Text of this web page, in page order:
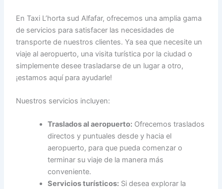
En Taxi L’horta sud Alfafar, ofrecemos una amplia gama
de servicios para satisfacer las necesidades de
transporte de nuestros clientes. Ya sea que necesite un
viaje al aeropuerto, una visita turística por la ciudad o
simplemente desee trasladarse de un lugar a otro,
¡estamos aquí para ayudarle!
Nuestros servicios incluyen:
Traslados al aeropuerto: Ofrecemos traslados
directos y puntuales desde y hacia el
aeropuerto, para que pueda comenzar o
terminar su viaje de la manera más
conveniente.
Servicios turísticos: Si desea explorar la